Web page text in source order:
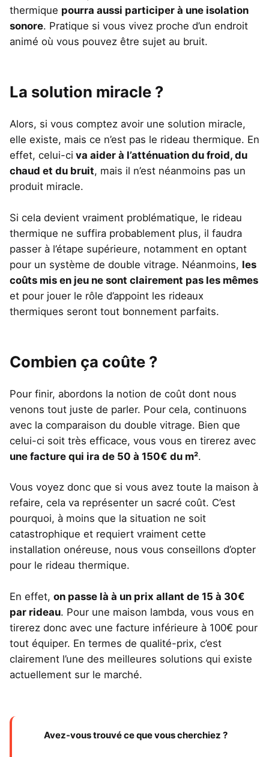
thermique pourra aussi participer à une isolation
sonore. Pratique si vous vivez proche d’un endroit
animé où vous pouvez être sujet au bruit.
La solution miracle ?
Alors, si vous comptez avoir une solution miracle,
elle existe, mais ce n’est pas le rideau thermique. En
effet, celui-ci va aider à l’atténuation du froid, du
chaud et du bruit, mais il n’est néanmoins pas un
produit miracle.
Si cela devient vraiment problématique, le rideau
thermique ne suffira probablement plus, il faudra
passer à l’étape supérieure, notamment en optant
pour un système de double vitrage. Néanmoins, les
coûts mis en jeu ne sont clairement pas les mêmes
et pour jouer le rôle d’appoint les rideaux
thermiques seront tout bonnement parfaits.
Combien ça coûte ?
Pour finir, abordons la notion de coût dont nous
venons tout juste de parler. Pour cela, continuons
avec la comparaison du double vitrage. Bien que
celui-ci soit très efficace, vous vous en tirerez avec
une facture qui ira de 50 à 150€ du m².
Vous voyez donc que si vous avez toute la maison à
refaire, cela va représenter un sacré coût. C’est
pourquoi, à moins que la situation ne soit
catastrophique et requiert vraiment cette
installation onéreuse, nous vous conseillons d’opter
pour le rideau thermique.
En effet, on passe là à un prix allant de 15 à 30€
par rideau. Pour une maison lambda, vous vous en
tirerez donc avec une facture inférieure à 100€ pour
tout équiper. En termes de qualité-prix, c’est
clairement l’une des meilleures solutions qui existe
actuellement sur le marché.
Avez-vous trouvé ce que vous cherchiez ?